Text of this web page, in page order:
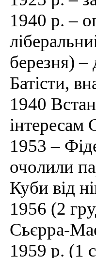
1940 р. –
березня) –
Батісти,
1940
1953 –
очолили
Куби від
1956 (2
Сьєрра-
1959 р. (1